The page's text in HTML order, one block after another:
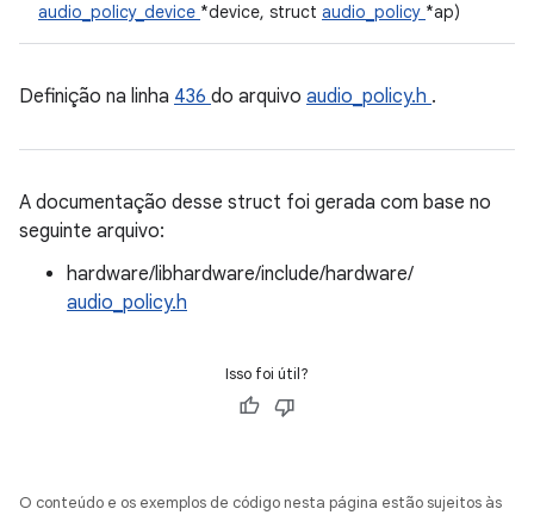
audio_policy_device *device, struct audio_policy *ap)
Definição na linha 436 do arquivo audio_policy.h .
A documentação desse struct foi gerada com base no
seguinte arquivo:
hardware/libhardware/include/hardware/
audio_policy.h
Isso foi útil?
O conteúdo e os exemplos de código nesta página estão sujeitos às